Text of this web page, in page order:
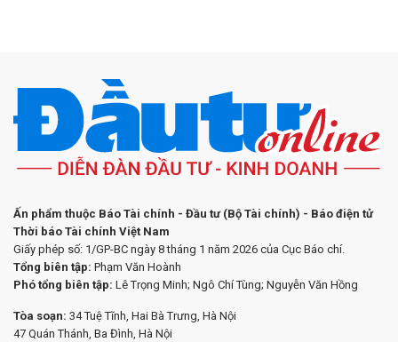
Ấn phẩm thuộc Báo Tài chính - Đầu tư (Bộ Tài chính) - Báo điện tử
Thời báo Tài chính Việt Nam
Giấy phép số: 1/GP-BC ngày 8 tháng 1 năm 2026 của Cục Báo chí.
Tổng biên tập: Phạm Văn Hoành
Phó tổng biên tập: Lê Trọng Minh; Ngô Chí Tùng; Nguyễn Văn Hồng
Tòa soạn: 34 Tuệ Tĩnh, Hai Bà Trưng, Hà Nội
47 Quán Thánh, Ba Đình, Hà Nội